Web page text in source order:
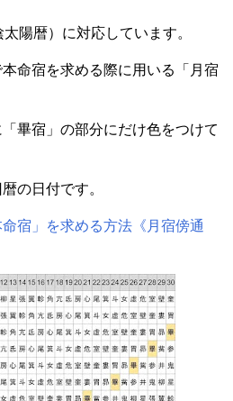
陽暦）に対応しています。
命宿を求める際に用いる「月宿
畢宿」の部分にだけ色をつけて
の日付です。
命宿」を求める方法《月宿傍通